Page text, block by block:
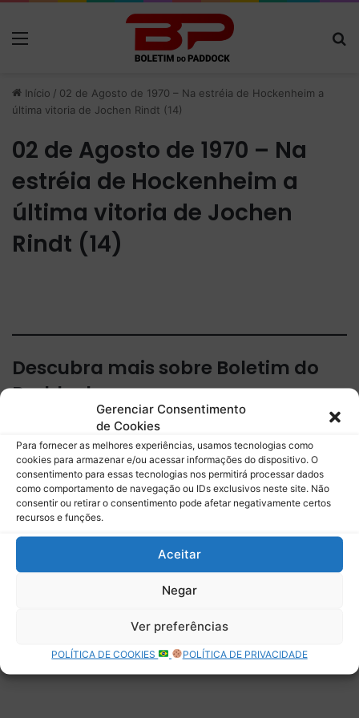
Gerenciar Consentimento
de Cookies
Para fornecer as melhores experiências, usamos tecnologias como
cookies para armazenar e/ou acessar informações do dispositivo. O
consentimento para essas tecnologias nos permitirá processar dados
como comportamento de navegação ou IDs exclusivos neste site. Não
consentir ou retirar o consentimento pode afetar negativamente certos
recursos e funções.
Aceitar
Negar
Ver preferências
POLÍTICA DE COOKIES POLÍTICA DE PRIVACIDADE
Início / 02 de Agosto de 1970 – Na estréia de Hockenheim a
última vitoria de Jochen Rindt (14)
02 de Agosto de 1970 – Na
estréia de Hockenheim a
última vitoria de Jochen
Rindt (14)
Descubra mais sobre Boletim do
Paddock
Assine para receber nossas notícias mais recentes por e-
mail.
Digite seu e-mail…
Assinar
Deixe uma resposta